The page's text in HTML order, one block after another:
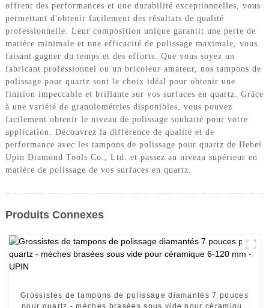
offrent des performances et une durabilité exceptionnelles, vous
permettant d'obtenir facilement des résultats de qualité
professionnelle. Leur composition unique garantit une perte de
matière minimale et une efficacité de polissage maximale, vous
faisant gagner du temps et des efforts. Que vous soyez un
fabricant professionnel ou un bricoleur amateur, nos tampons de
polissage pour quartz sont le choix idéal pour obtenir une
finition impeccable et brillante sur vos surfaces en quartz. Grâce
à une variété de granulométries disponibles, vous pouvez
facilement obtenir le niveau de polissage souhaité pour votre
application. Découvrez la différence de qualité et de
performance avec les tampons de polissage pour quartz de Hebei
Upin Diamond Tools Co., Ltd. et passez au niveau supérieur en
matière de polissage de vos surfaces en quartz.
Produits Connexes
Grossistes de tampons de polissage diamantés 7 pouces
pour quartz - mèches brasées sous vide pour céramique